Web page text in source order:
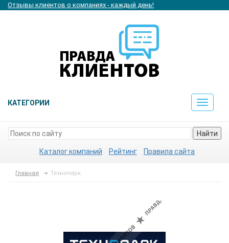
Отзывы клиентов о компаниях - каждый день!
КАТЕГОРИИ
Toggle
Найти
Каталог компаний Рейтинг Правила сайта
Главная Технопарк